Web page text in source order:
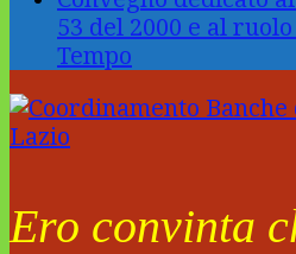
53 del 2000 e al
Tempo
Ero convinta